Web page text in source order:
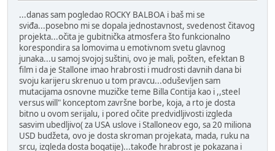
...danas sam pogledao ROCKY BALBOA i baš mi se
sviđa...posebno mi se dopala jednostavnost, svedenost čitavog
projekta...očita je gubitnička atmosfera što funkcionalno
korespondira sa lomovima u emotivnom svetu glavnog
junaka...u samoj svojoj suštini, ovo je mali, pošten, efektan B
film i da je Stallone imao hrabrosti i mudrosti davnih dana bi
svoju karijeru skrenuo u tom pravcu...oduševljen sam
mutacijama osnovne muzičke teme Billa Contija kao i ,,steel
versus will" konceptom završne borbe, koja, a rto je dosta
bitno u ovom serijalu, i pored očite predvidljivosti izgleda
sasvim ubedljivo( za USA uslove i Stalloneov ego, sa 20 miliona
USD budžeta, ovo je dosta skroman projekata, mada, ruku na
srcu, izgleda dosta bogatije)...takođe hrabrost je pokazana i